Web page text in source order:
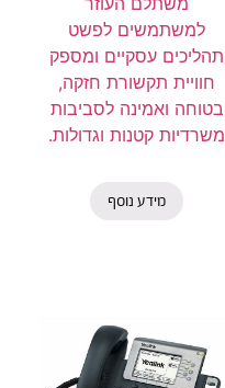
למשתמשים לפשט
תהליכים עסקיים ומספק
חוויית תקשורת חזקה,
בטוחה ואמינה לסביבות
משרדיות קטנות וגדולות.
מידע נוסף